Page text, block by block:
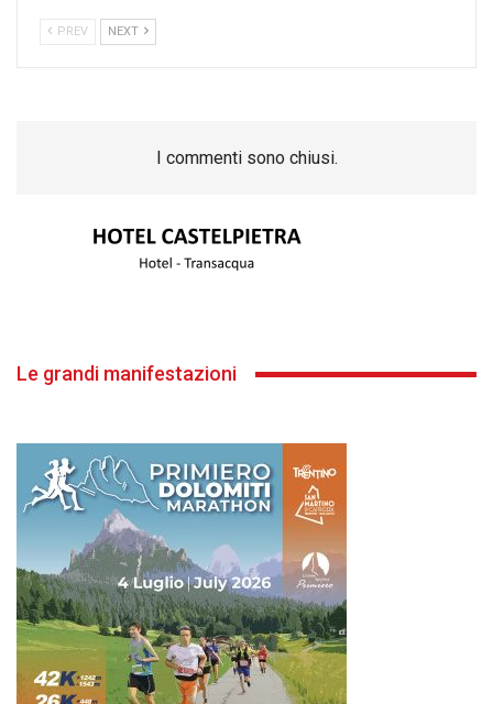
PREV NEXT
I commenti sono chiusi.
Le grandi manifestazioni